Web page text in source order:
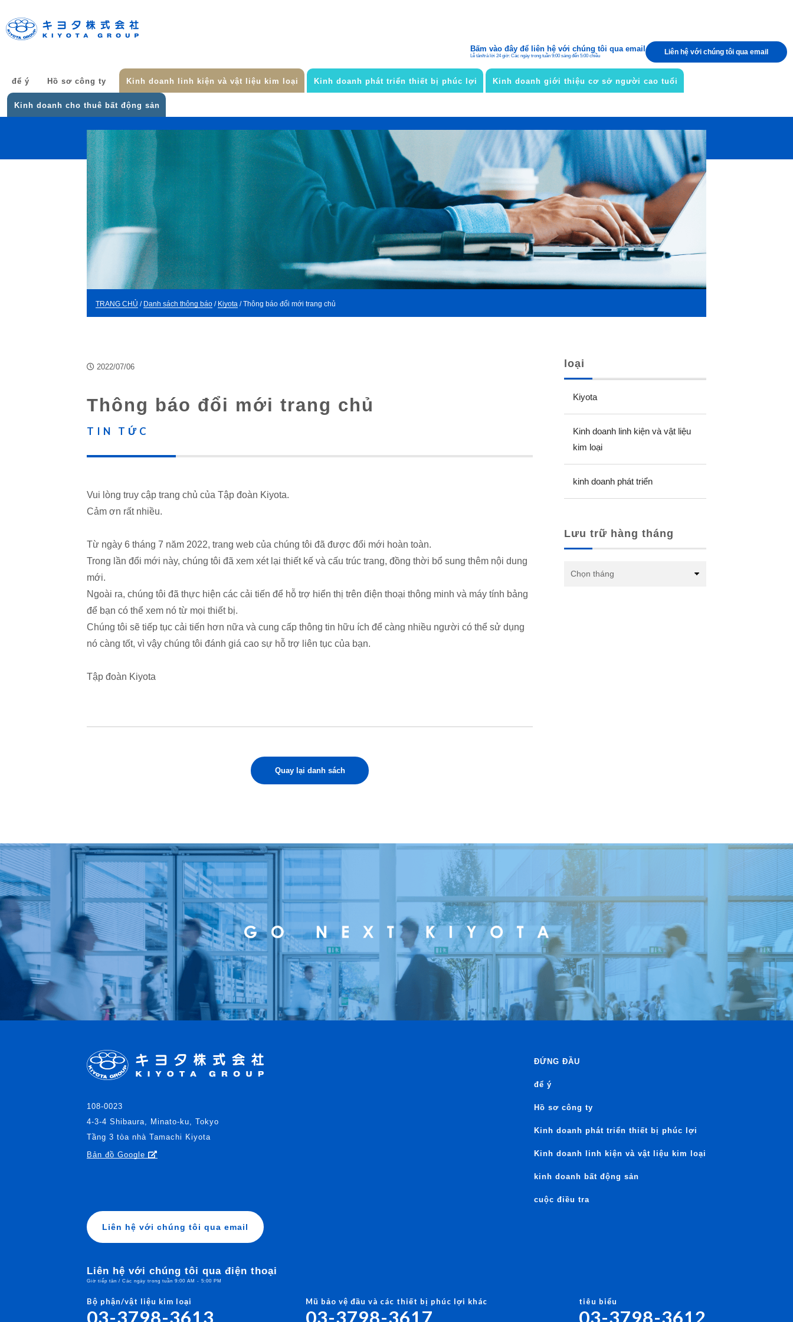
Bấm vào đây để liên hệ với chúng tôi qua email
Lễ tân/trả lời 24 giờ: Các ngày trong tuần 9:00 sáng đến 5:00 chiều Liên hệ với chúng tôi qua email
để ý Hồ sơ công ty Kinh doanh linh kiện và vật liệu kim loại Kinh doanh phát triển thiết bị phúc lợi Kinh doanh giới thiệu cơ sở người cao tuổi
Kinh doanh cho thuê bất động sản
để ý
TRANG CHỦ / Danh sách thông báo / Kiyota / Thông báo đổi mới trang chủ
2022/07/06
Thông báo đổi mới trang chủ
TIN TỨC
Vui lòng truy cập trang chủ của Tập đoàn Kiyota.
Cảm ơn rất nhiều.
Từ ngày 6 tháng 7 năm 2022, trang web của chúng tôi đã được đổi mới hoàn toàn.
Trong lần đổi mới này, chúng tôi đã xem xét lại thiết kế và cấu trúc trang, đồng thời bổ sung thêm nội dung
mới.
Ngoài ra, chúng tôi đã thực hiện các cải tiến để hỗ trợ hiển thị trên điện thoại thông minh và máy tính bảng
để bạn có thể xem nó từ mọi thiết bị.
Chúng tôi sẽ tiếp tục cải tiến hơn nữa và cung cấp thông tin hữu ích để càng nhiều người có thể sử dụng
nó càng tốt, vì vậy chúng tôi đánh giá cao sự hỗ trợ liên tục của bạn.
Tập đoàn Kiyota
Quay lại danh sách
loại
Kiyota
Kinh doanh linh kiện và vật liệu
kim loại
kinh doanh phát triển
Lưu trữ hàng tháng
108-0023
4-3-4 Shibaura, Minato-ku, Tokyo
Tầng 3 tòa nhà Tamachi Kiyota
Bản đồ Google
ĐỨNG ĐẦU
để ý
Hồ sơ công ty
Kinh doanh phát triển thiết bị phúc lợi
Kinh doanh linh kiện và vật liệu kim loại
kinh doanh bất động sản
cuộc điều tra
Liên hệ với chúng tôi qua email
Liên hệ với chúng tôi qua điện thoại
Giờ tiếp tân / Các ngày trong tuần 9:00 AM - 5:00 PM
Bộ phận/vật liệu kim loại
03-3798-3613
Mũ bảo vệ đầu và các thiết bị phúc lợi khác
03-3798-3617
tiêu biểu
03-3798-3612